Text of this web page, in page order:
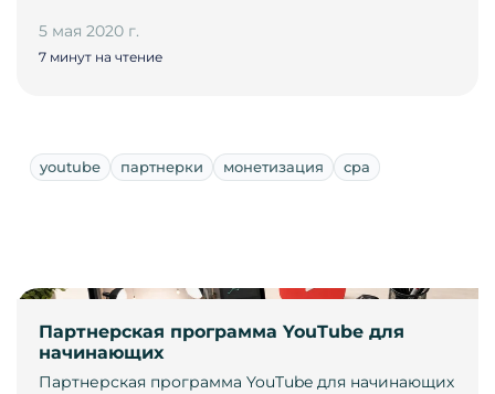
5 мая 2020 г.
7 минут на чтение
youtube партнерки монетизация cpa
Партнерская программа YouTube для
начинающих
Партнерская программа YouTube для начинающих